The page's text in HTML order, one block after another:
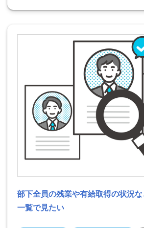
部下全員の残業や有給取得の状況な
一覧で見たい